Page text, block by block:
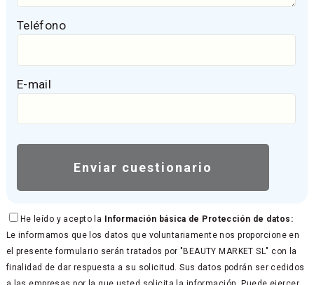
Teléfono
E-mail
He leído y acepto la Información básica de Protección de datos:
Le informamos que los datos que voluntariamente nos proporcione en
el presente formulario serán tratados por "BEAUTY MARKET SL" con la
finalidad de dar respuesta a su solicitud. Sus datos podrán ser cedidos